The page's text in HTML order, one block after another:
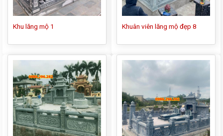
Khu lăng mộ 1 Khuân viên lăng mộ đẹp 8